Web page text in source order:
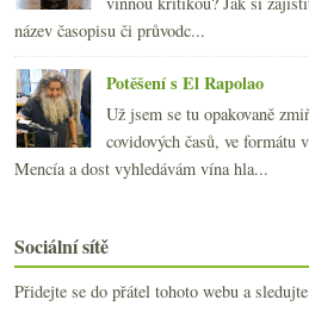
název časopisu či průvodc...
Potěšení s El Rapolao
Už jsem se tu opakovaně
covidových časů, ve
Mencía a dost vyhledávám vína hla...
Sociální sítě
Přidejte se do přátel tohoto webu a